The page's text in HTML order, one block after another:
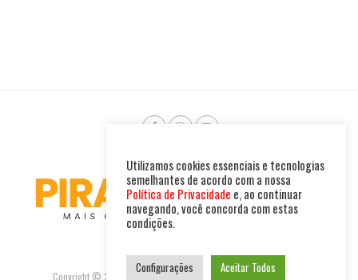
Copyright © 2025. Todos os direitos reservados. PIRAMBU NEWS
Utilizamos cookies essenciais e tecnologias
semelhantes de acordo com a nossa
Política de Privacidade e, ao continuar
navegando, você concorda com estas
condições.
Configurações Aceitar Todos